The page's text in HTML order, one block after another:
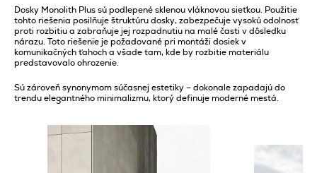
Dosky Monolith Plus sú podlepené sklenou vláknovou sieťkou. Použitie
tohto riešenia posilňuje štruktúru dosky, zabezpečuje vysokú odolnosť
proti rozbitiu a zabraňuje jej rozpadnutiu na malé časti v dôsledku
nárazu. Toto riešenie je požadované pri montáži dosiek v
komunikačných ťahoch a všade tam, kde by rozbitie materiálu
predstavovalo ohrozenie.
Sú zároveň synonymom súčasnej estetiky – dokonale zapadajú do
trendu elegantného minimalizmu, ktorý definuje moderné mestá.